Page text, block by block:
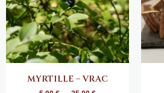
MYRTILLE – VRAC